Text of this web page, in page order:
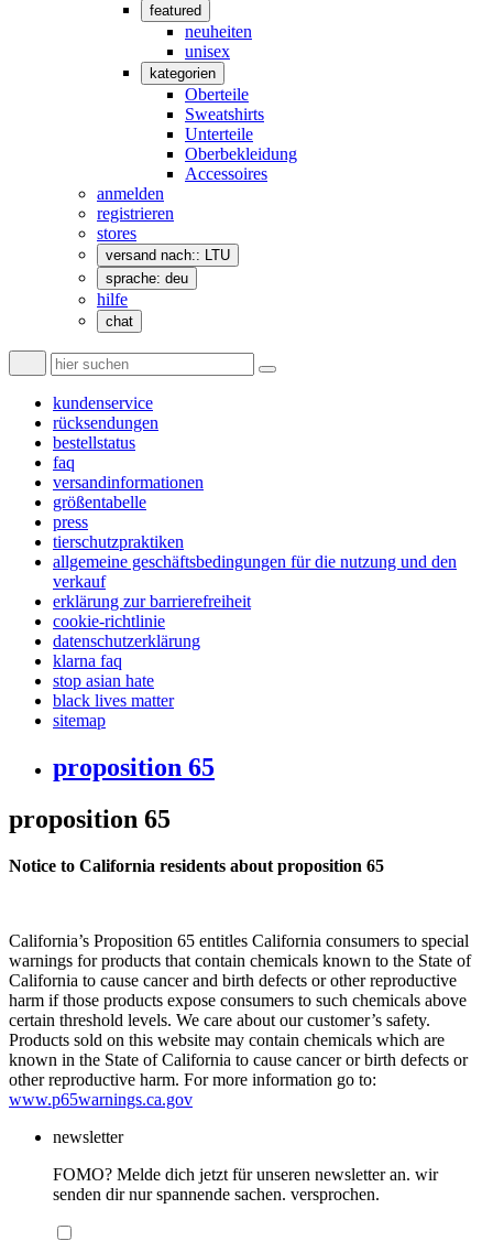
featured
neuheiten
unisex
kategorien
Oberteile
Sweatshirts
Unterteile
Oberbekleidung
Accessoires
anmelden
registrieren
stores
versand nach:: LTU
sprache: deu
hilfe
chat
kundenservice
rücksendungen
bestellstatus
faq
versandinformationen
größentabelle
press
tierschutzpraktiken
allgemeine geschäftsbedingungen für die nutzung und den
verkauf
erklärung zur barrierefreiheit
cookie-richtlinie
datenschutzerklärung
klarna faq
stop asian hate
black lives matter
sitemap
proposition 65
proposition 65
Notice to California residents about proposition 65
California’s Proposition 65 entitles California consumers to special
warnings for products that contain chemicals known to the State of
California to cause cancer and birth defects or other reproductive
harm if those products expose consumers to such chemicals above
certain threshold levels. We care about our customer’s safety.
Products sold on this website may contain chemicals which are
known in the State of California to cause cancer or birth defects or
other reproductive harm. For more information go to:
www.p65warnings.ca.gov
newsletter
FOMO? Melde dich jetzt für unseren newsletter an. wir
senden dir nur spannende sachen. versprochen.